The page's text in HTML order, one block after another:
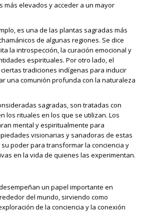
más elevados y acceder a un mayor
es una de las plantas sagradas más
de algunas regiones. Se dice
la introspección, la curación emocional y
espirituales. Por otro lado, el
tradiciones indígenas para inducir
una comunión profunda con la naturaleza
sagradas, son tratadas con
los rituales en los que se utilizan. Los
mental y espiritualmente para
visionarias y sanadoras de estas
poder para transformar la conciencia y
en la vida de quienes las experimentan.
un papel importante en
del mundo, sirviendo como
de la conciencia y la conexión